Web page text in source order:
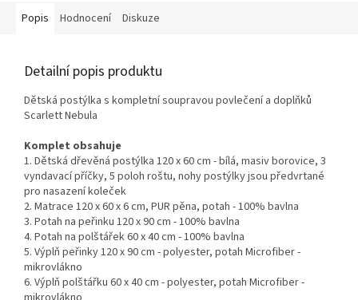
Popis Hodnocení Diskuze
Detailní popis produktu
Dětská postýlka s kompletní soupravou povlečení a doplňků
Scarlett Nebula
Komplet obsahuje
1. Dětská dřevěná postýlka 120 x 60 cm - bílá, masiv borovice, 3
vyndavací příčky, 5 poloh roštu, nohy postýlky jsou předvrtané
pro nasazení koleček
2. Matrace 120 x 60 x 6 cm, PUR pěna, potah - 100% bavlna
3. Potah na peřinku 120 x 90 cm - 100% bavlna
4. Potah na polštářek 60 x 40 cm - 100% bavlna
5. Výplň peřinky 120 x 90 cm - polyester, potah Microfiber -
mikrovlákno
6. Výplň polštářku 60 x 40 cm - polyester, potah Microfiber -